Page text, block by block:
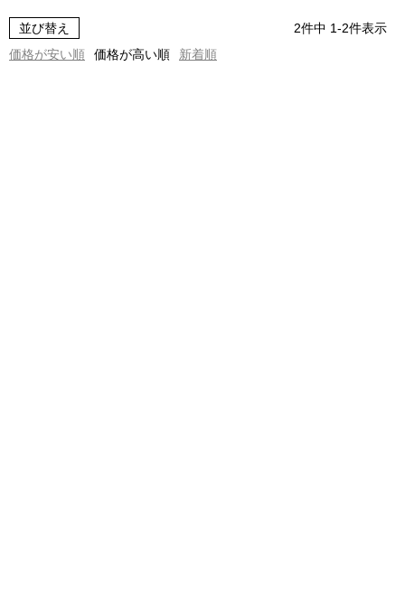
並び替え
価格が安い順
価格が高い順 新着順
2件中 1-2件表示